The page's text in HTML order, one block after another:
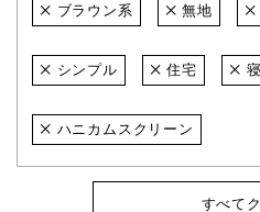
ブラウン系 無地
シンプル 住宅
ハニカムスクリーン
すべて